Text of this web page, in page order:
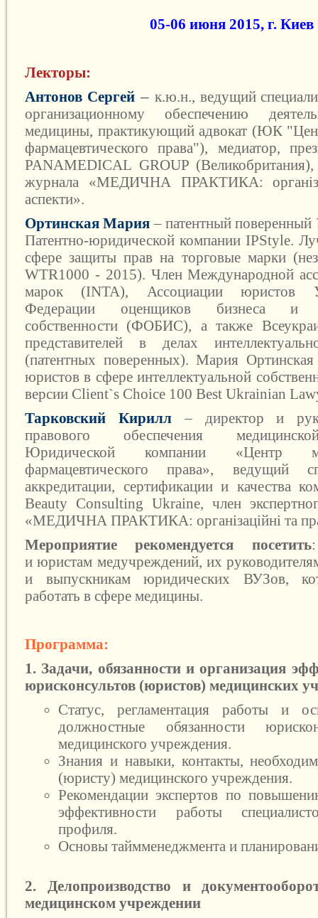
05-06 июня 2015, г. Киев
Лекторы:
Антонов Сергей– к.ю.н., ведущий
организационному обеспечению
медицины, практикующий адвокат (ЮК
фармацевтического права"), медиатор,
PANAMEDICAL GROUP (Великобритания),
журнала «МЕДИЧНА ПРАКТИКА:
аспекти».
Ортинская Мария –патентный
Патентно-юридической компании IPStyle.
сфере защиты прав на торговые марки
WTR1000 - 2015). Член Международной
марок (INTA), Ассоциации
Федерации оценщиков бизнеса и
собственности (ФОБИС), а также
представителей в делах
(патентных поверенных). Мария
юристов в сфере интеллектуальной
версии Client`s Choice 100 Best Ukrainian
Тарковский Кирилл– директор и
правового обеспечения
Юридической компании «Центр
фармацевтического права», ведущий
аккредитации, сертификации и качества
Beauty Consulting Ukraine, член
«МЕДИЧНА ПРАКТИКА: організаційні та
Мероприятие рекомендуется посетить
июристам медучреждений, их
и выпускникам юридических ВУЗов,
работать в сфере медицины.
Программa:
1. Задачи, обязанности и организация
юрисконсультов (юристов) медицинских
Статус, регламентация работы и
должностные обязанности
медицинского учреждения.
Знания и навыки, контакты,
(юристу) медицинского учреждения.
Рекомендации экспертов по
эффективности работы
профиля.
Основы таймменеджмента и
2. Делопроизводство и
медицинском учреждении